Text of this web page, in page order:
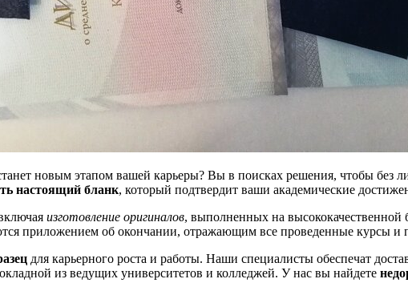
новым этапом вашей карьеры? Вы в поисках решения, чтобы без
настоящий бланк, который подтвердит ваши академические
изготовление оригиналов, выполненных на высококачественной
приложением об окончании, отражающим все проведенные курсы и
для карьерного роста и работы. Наши специалисты обеспечат
из ведущих университетов и колледжей. У нас вы найдете